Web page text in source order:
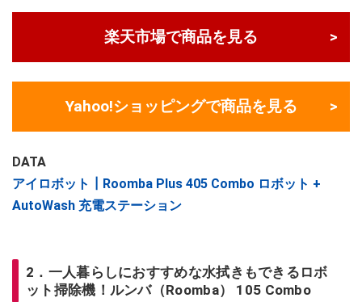
楽天市場で商品を見る
Yahoo!ショッピングで商品を見る
DATA
アイロボット┃Roomba Plus 405 Combo ロボット +
AutoWash 充電ステーション
2．一人暮らしにおすすめな水拭きもできるロボ
ット掃除機！ルンバ（Roomba） 105 Combo